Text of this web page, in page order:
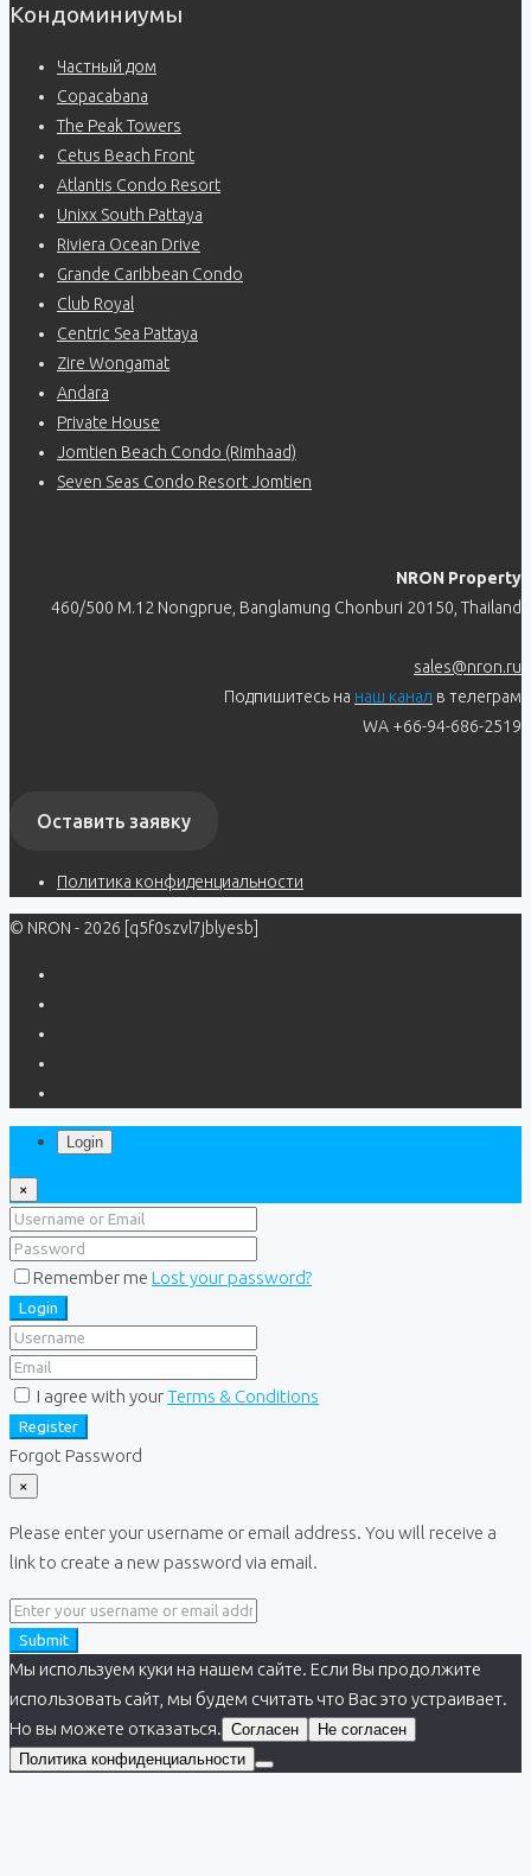
Кондоминиумы
Частный дом
Copacabana
The Peak Towers
Cetus Beach Front
Atlantis Condo Resort
Unixx South Pattaya
Riviera Ocean Drive
Grande Caribbean Condo
Club Royal
Centric Sea Pattaya
Zire Wongamat
Andara
Private House
Jomtien Beach Condo (Rimhaad)
Seven Seas Condo Resort Jomtien
NRON Property
460/500 M.12 Nongprue, Banglamung Chonburi 20150, Thailand
sales@nron.ru
Подпишитесь на наш канал в телеграм
WA +66-94-686-2519
Оставить заявку
Политика конфиденциальности
© NRON - 2026 [q5f0szvl7jblyesb]
Login
×
Remember me Lost your password?
Login
I agree with yourTerms & Conditions
Register
Forgot Password
×
Please enter your username or email address. You will receive a
link to create a new password via email.
Submit
Мы используем куки на нашем сайте. Если Вы продолжите
использовать сайт, мы будем считать что Вас это устраивает.
Но вы можете отказаться. Согласен
Не согласен
Политика конфиденциальности